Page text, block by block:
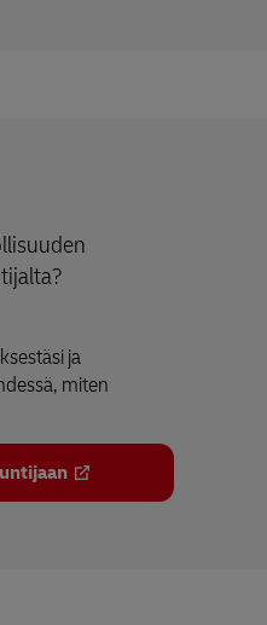
ja
miten